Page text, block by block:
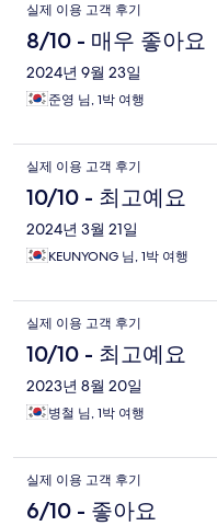
실제 이용 고객 후기
8/10 - 매우 좋아요
2024년 9월 23일
준영 님, 1박 여행
실제 이용 고객 후기
10/10 - 최고예요
2024년 3월 21일
KEUNYONG 님, 1박 여행
실제 이용 고객 후기
10/10 - 최고예요
2023년 8월 20일
병철 님, 1박 여행
실제 이용 고객 후기
6/10 - 좋아요